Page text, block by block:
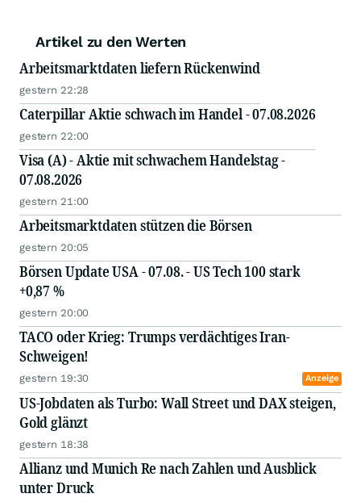
Artikel zu den Werten
Arbeitsmarktdaten liefern Rückenwind
gestern 22:28
Caterpillar Aktie schwach im Handel - 07.08.2026
gestern 22:00
Visa (A) - Aktie mit schwachem Handelstag -
07.08.2026
gestern 21:00
Arbeitsmarktdaten stützen die Börsen
gestern 20:05
Börsen Update USA - 07.08. - US Tech 100 stark
+0,87 %
gestern 20:00
TACO oder Krieg: Trumps verdächtiges Iran-
Schweigen!
gestern 19:30 Anzeige
US-Jobdaten als Turbo: Wall Street und DAX steigen,
Gold glänzt
gestern 18:38
Allianz und Munich Re nach Zahlen und Ausblick
unter Druck